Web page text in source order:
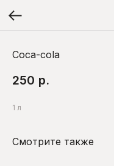
Coca-cola
250 р.
1 л
Смотрите также